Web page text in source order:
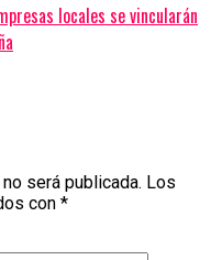
locales se vincularán
será publicada. Los
con *